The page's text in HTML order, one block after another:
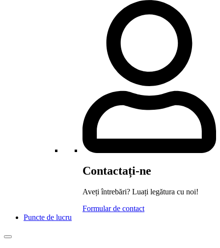
Contactați-ne
Aveți întrebări? Luați legătura cu noi!
Formular de contact
Puncte de lucru